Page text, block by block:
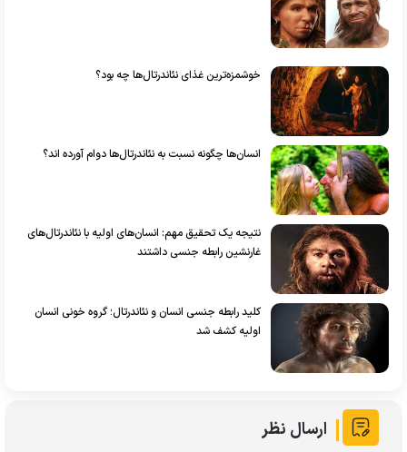
خوشمزه‌ترین غذای نئاندرتال‌ها چه بود؟
انسان‌ها چگونه نسبت به نئاندرتال‌ها دوام آورده اند؟
نتیجه یک تحقیق مهم: انسان‌های اولیه با نئاندرتال‌های
غارنشین رابطه جنسی داشتند
کلید رابطه جنسی انسان و نئاندرتال؛ گروه‌ خونی انسان‌
اولیه کشف شد
ارسال نظر